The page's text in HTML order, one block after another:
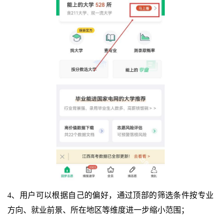
4、用户可以根据自己的偏好，通过顶部的筛选条件按专业
方向、就业前景、所在地区等维度进一步缩小范围；